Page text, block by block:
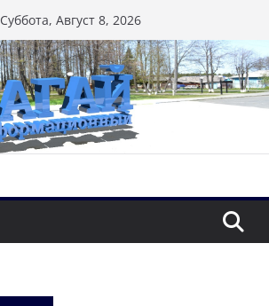
Суббота, Август 8, 2026